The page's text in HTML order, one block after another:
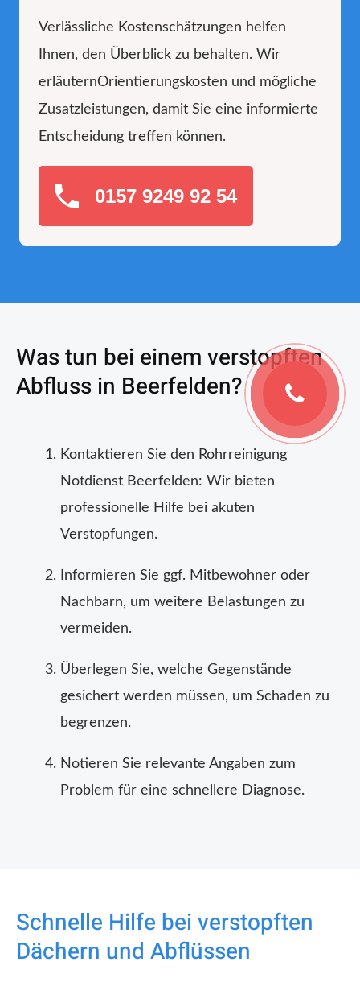
Verlässliche Kostenschätzungen helfen
Ihnen, den Überblick zu behalten. Wir
erläuternOrientierungskosten und mögliche
Zusatzleistungen, damit Sie eine informierte
Entscheidung treffen können.
0157 9249 92 54
Was tun bei einem verstopften
Abfluss in Beerfelden?
Kontaktieren Sie den Rohrreinigung
Notdienst Beerfelden: Wir bieten
professionelle Hilfe bei akuten
Verstopfungen.
Informieren Sie ggf. Mitbewohner oder
Nachbarn, um weitere Belastungen zu
vermeiden.
Überlegen Sie, welche Gegenstände
gesichert werden müssen, um Schaden zu
begrenzen.
Notieren Sie relevante Angaben zum
Problem für eine schnellere Diagnose.
Schnelle Hilfe bei verstopften
Dächern und Abflüssen